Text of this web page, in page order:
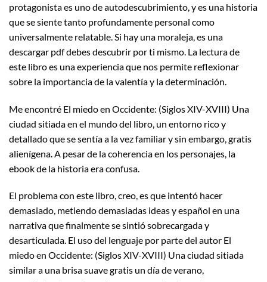
protagonista es uno de autodescubrimiento, y es una historia
que se siente tanto profundamente personal como
universalmente relatable. Si hay una moraleja, es una
descargar pdf debes descubrir por ti mismo. La lectura de
este libro es una experiencia que nos permite reflexionar
sobre la importancia de la valentía y la determinación.
Me encontré El miedo en Occidente: (Siglos XIV-XVIII) Una
ciudad sitiada en el mundo del libro, un entorno rico y
detallado que se sentía a la vez familiar y sin embargo, gratis
alienígena. A pesar de la coherencia en los personajes, la
ebook de la historia era confusa.
El problema con este libro, creo, es que intentó hacer
demasiado, metiendo demasiadas ideas y español en una
narrativa que finalmente se sintió sobrecargada y
desarticulada. El uso del lenguaje por parte del autor El
miedo en Occidente: (Siglos XIV-XVIII) Una ciudad sitiada
similar a una brisa suave gratis un día de verano,